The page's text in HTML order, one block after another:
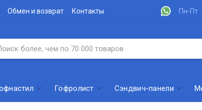
Обмен и возврат Контакты Пн-Пт
Гофролист Сэндвич-панели